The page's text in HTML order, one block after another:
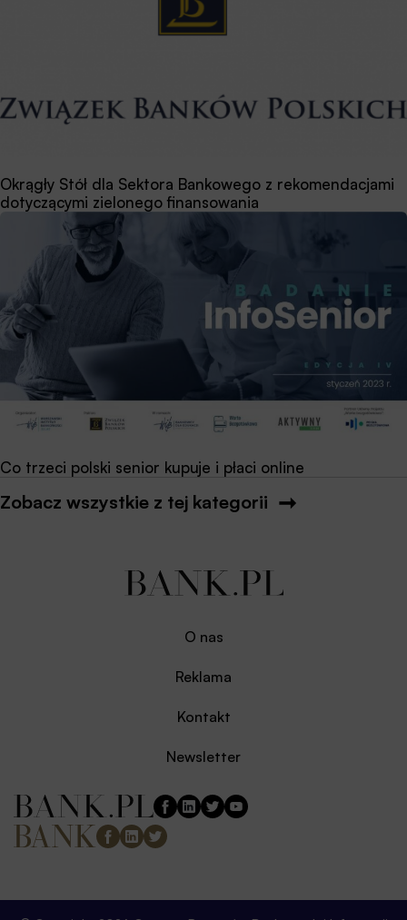
Okrągły Stół dla Sektora Bankowego z rekomendacjami
dotyczącymi zielonego finansowania
Co trzeci polski senior kupuje i płaci online
Zobacz wszystkie z tej kategorii
O nas
Reklama
Kontakt
Newsletter